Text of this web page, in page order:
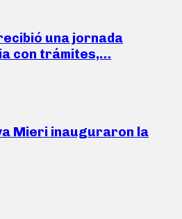
una jornada
con trámites,…
Mieri inauguraron la